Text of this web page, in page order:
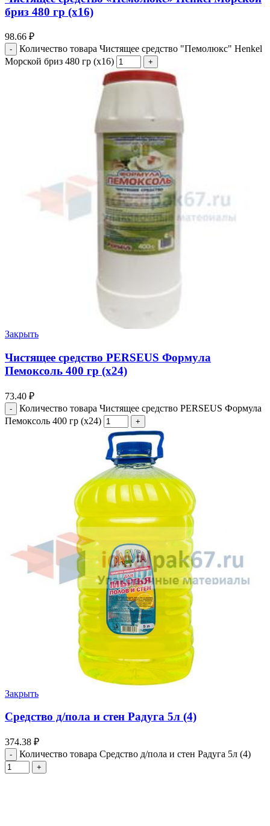
бриз 480 гр (х16)
98.66 ₽
Количество товара Чистящее средство "Пемолюкс" Henkel
Морской бриз 480 гр (х16)
Закрыть
Чистящее средство PERSEUS Формула
Пемоксоль 400 гр (х24)
73.40 ₽
Количество товара Чистящее средство PERSEUS Формула
Пемоксоль 400 гр (х24)
Закрыть
Средство д/пола и стен Радуга 5л (4)
374.38 ₽
Количество товара Средство д/пола и стен Радуга 5л (4)